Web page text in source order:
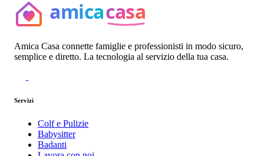
Amica Casa connette famiglie e professionisti in modo sicuro,
semplice e diretto. La tecnologia al servizio della tua casa.
Servizi
Colf e Pulizie
Babysitter
Badanti